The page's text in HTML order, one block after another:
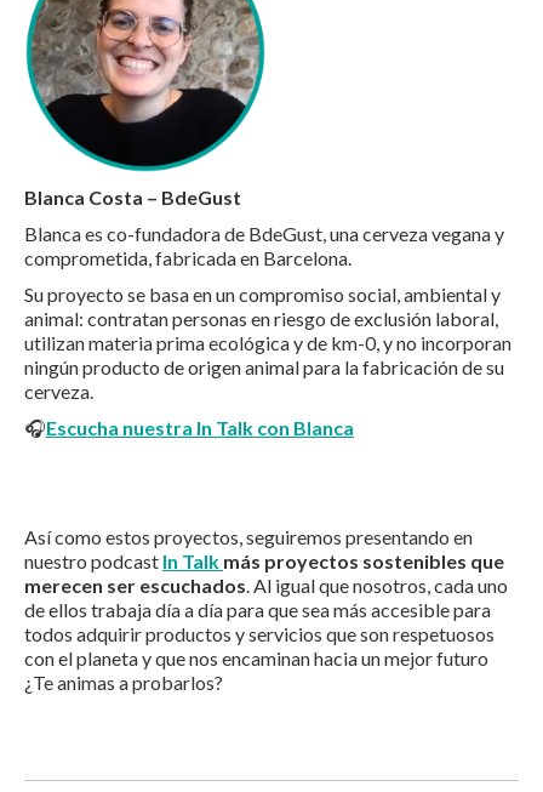
Blanca Costa – BdeGust
Blanca es co-fundadora de BdeGust, una cerveza vegana y
comprometida, fabricada en Barcelona.
Su proyecto se basa en un compromiso social, ambiental y
animal: contratan personas en riesgo de exclusión laboral,
utilizan materia prima ecológica y de km-0, y no incorporan
ningún producto de origen animal para la fabricación de su
cerveza.
🎧Escucha nuestra In Talk con Blanca
Así como estos proyectos, seguiremos presentando en
nuestro podcast In Talk más proyectos sostenibles que
merecen ser escuchados. Al igual que nosotros, cada uno
de ellos trabaja día a día para que sea más accesible para
todos adquirir productos y servicios que son respetuosos
con el planeta y que nos encaminan hacia un mejor futuro
¿Te animas a probarlos?